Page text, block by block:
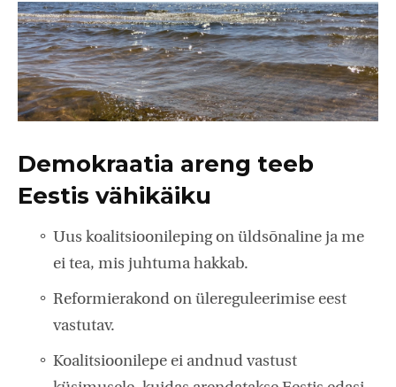
Demokraatia areng teeb
Eestis vähikäiku
Uus koalitsioonileping on üldsõnaline ja me
ei tea, mis juhtuma hakkab.
Reformierakond on ülereguleerimise eest
vastutav.
Koalitsioonilepe ei andnud vastust